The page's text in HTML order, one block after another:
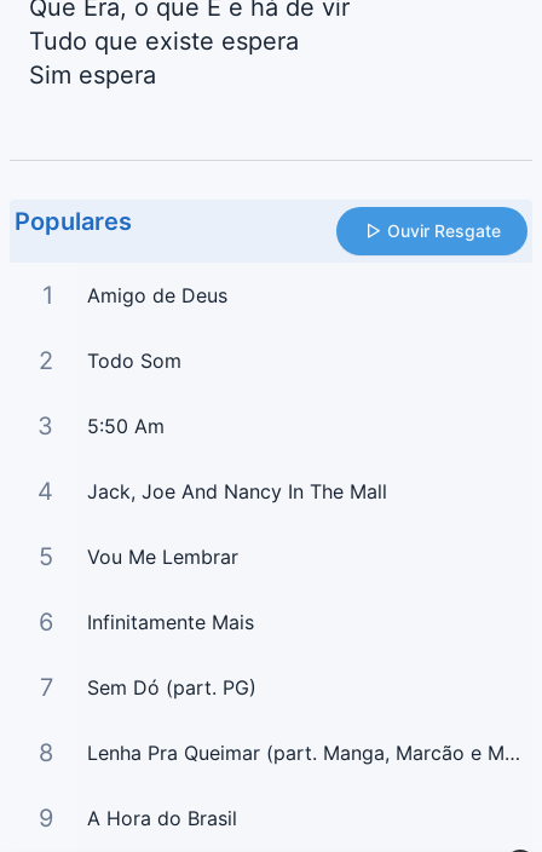
Que Era, o que É e há de vir
Tudo que existe espera
Sim espera
Populares Ouvir Resgate
1 Amigo de Deus
2 Todo Som
3 5:50 Am
4 Jack, Joe And Nancy In The Mall
5 Vou Me Lembrar
6 Infinitamente Mais
7 Sem Dó (part. PG)
8 Lenha Pra Queimar (part. Manga, Marcão e Mateus Asato)
9 A Hora do Brasil